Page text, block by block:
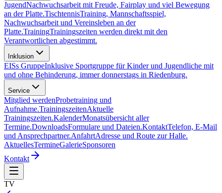
JugendNachwuchsarbeit mit Freude, Fairplay und viel Bewegung
an der Platte.TischtennisTraining, Mannschaftsspiel,
Nachwuchsarbeit und Vereinsleben an der
Platte.TrainingTrainingszeiten werden direkt mit den
Verantwortlichen abgestimmt.
Inklusion
EISs GruppeInklusive Sportgruppe für Kinder und Jugendliche mit
und ohne Behinderung, immer donnerstags in Riedenburg.
Service
Mitglied werdenProbetraining und
Aufnahme.TrainingszeitenAktuelle
Trainingszeiten.KalenderMonatsübersicht aller
Termine.DownloadsFormulare und Dateien.KontaktTelefon, E-Mail
und Ansprechpartner.AnfahrtAdresse und Route zur Halle.
AktuellesTermineGalerieSponsoren
Kontakt
TV